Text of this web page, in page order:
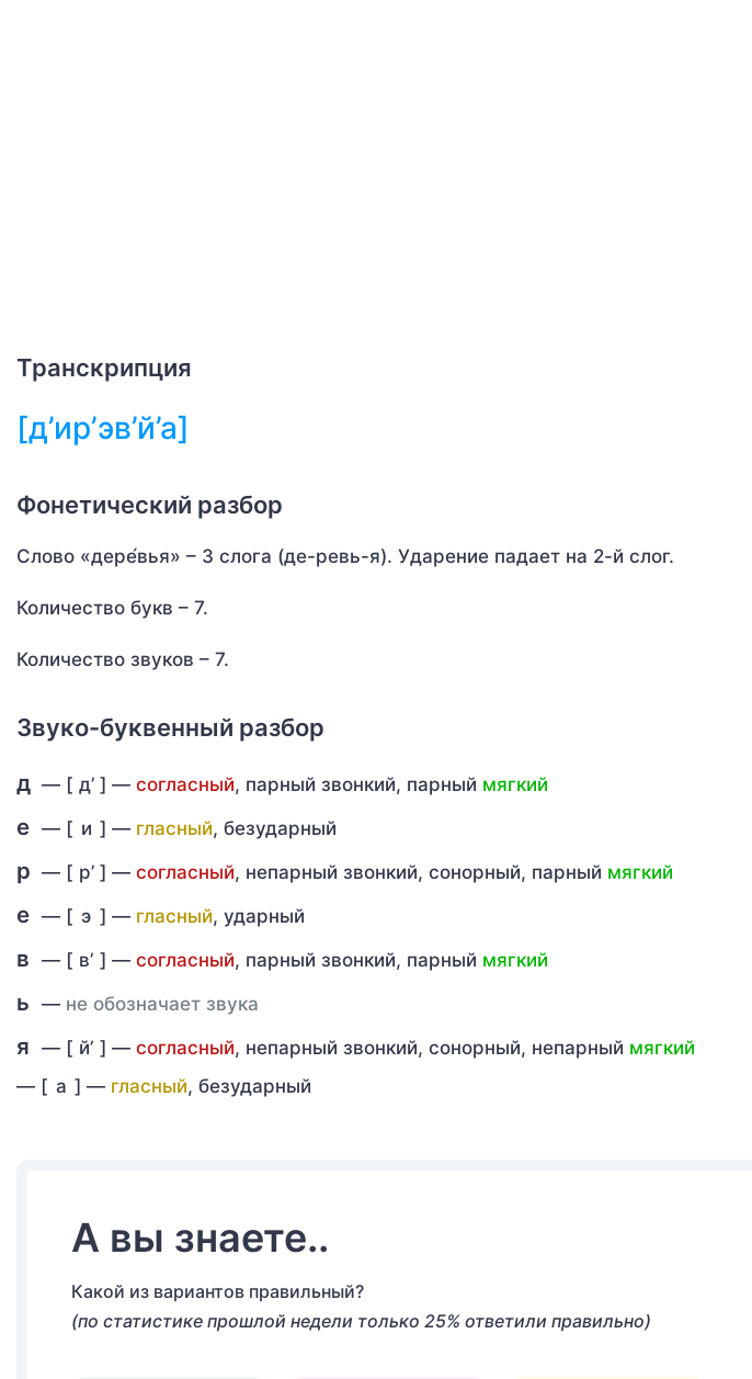
Транскрипция
[д’ир’эв’й’а]
Фонетический разбор
Слово «дере́вья» – 3 слога (де-ревь-я). Ударение падает на 2-й слог.
Количество букв – 7.
Количество звуков – 7.
Звуко-буквенный разбор
д — [ д’ ] — согласный, парный звонкий, парный мягкий
е — [ и ] — гласный, безударный
р — [ р’ ] — согласный, непарный звонкий, сонорный, парный мягкий
е — [ э ] — гласный, ударный
в — [ в’ ] — согласный, парный звонкий, парный мягкий
ь — не обозначает звука
я — [ й’ ] — согласный, непарный звонкий, сонорный, непарный мягкий
— [ а ] — гласный, безударный
А вы знаете..
Какой из вариантов правильный?
(по статистике прошлой недели только 25% ответили правильно)